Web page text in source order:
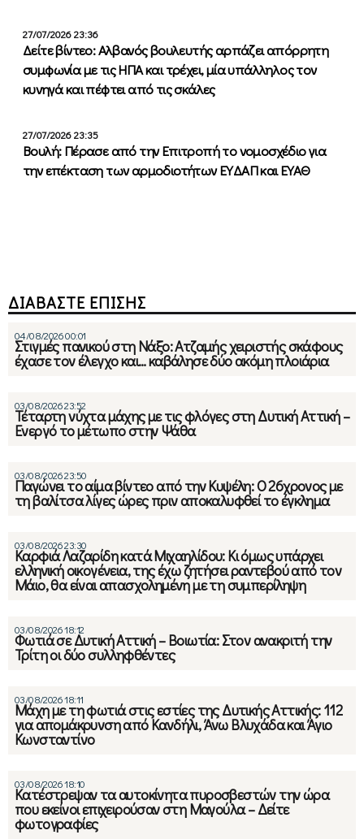
27/07/2026 23:36
Δείτε βίντεο: Αλβανός βουλευτής αρπάζει απόρρητη
συμφωνία με τις ΗΠΑ και τρέχει, μία υπάλληλος τον
κυνηγά και πέφτει από τις σκάλες
27/07/2026 23:35
Βουλή: Πέρασε από την Επιτροπή το νομοσχέδιο για
την επέκταση των αρμοδιοτήτων ΕΥΔΑΠ και ΕΥΑΘ
ΔΙΑΒΑΣΤΕ ΕΠΙΣΗΣ
04/08/2026 00:01
Στιγμές πανικού στη Νάξο: Ατζαμής χειριστής σκάφους
έχασε τον έλεγχο και… καβάλησε δύο ακόμη πλοιάρια
03/08/2026 23:52
Τέταρτη νύχτα μάχης με τις φλόγες στη Δυτική Αττική –
Ενεργό το μέτωπο στην Ψάθα
03/08/2026 23:50
Παγώνει το αίμα βίντεο από την Κυψέλη: Ο 26χρονος με
τη βαλίτσα λίγες ώρες πριν αποκαλυφθεί το έγκλημα
03/08/2026 23:30
Καρφιά Λαζαρίδη κατά Μιχαηλίδου: Κι όμως υπάρχει
ελληνική οικογένεια, της έχω ζητήσει ραντεβού από τον
Μάιο, θα είναι απασχολημένη με τη συμπερίληψη
03/08/2026 18:12
Φωτιά σε Δυτική Αττική – Βοιωτία: Στον ανακριτή την
Τρίτη οι δύο συλληφθέντες
03/08/2026 18:11
Μάχη με τη φωτιά στις εστίες της Δυτικής Αττικής: 112
για απομάκρυνση από Κανδήλι, Άνω Βλυχάδα και Άγιο
Κωνσταντίνο
03/08/2026 18:10
Κατέστρεψαν τα αυτοκίνητα πυροσβεστών την ώρα
που εκείνοι επιχειρούσαν στη Μαγούλα – Δείτε
φωτογραφίες